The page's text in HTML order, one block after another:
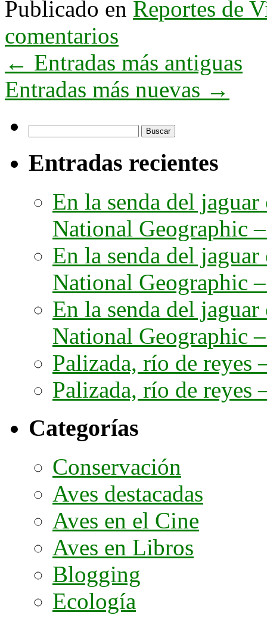
Publicado en Reportes de
comentarios
← Entradas más antiguas
Entradas más nuevas →
Entradas recientes
En la senda del
National Geographic
En la senda del
National Geographic
En la senda del
National Geographic
Palizada, río de reyes
Palizada, río de reyes
Categorías
Conservación
Aves destacadas
Aves en el Cine
Aves en Libros
Blogging
Ecología